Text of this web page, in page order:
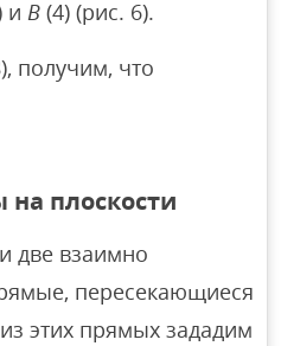
иB (4) (рис. 6).
получим, что
плоскости
две взаимно
пересекающиеся
этих прямых зададим